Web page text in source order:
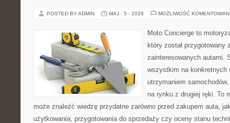
POSTED BY ADMIN MAJ - 5 - 2026 MOŻLIWOŚĆ
Moto Concierge to
który został przygotowany
zainteresowanych autami.
wszystkim na konkretnych
utrzymaniem
na rynku z drugiej ręki. To
może znaleźć wiedzę przydatne zarówno przed zakupem auta,
użytkowania, przygotowania do sprzedaży czy oceny stanu